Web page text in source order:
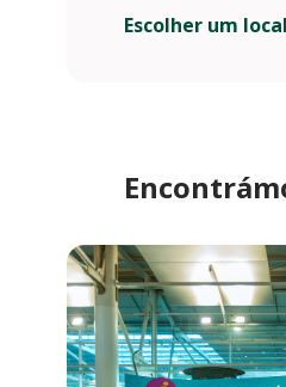
Escolher um local